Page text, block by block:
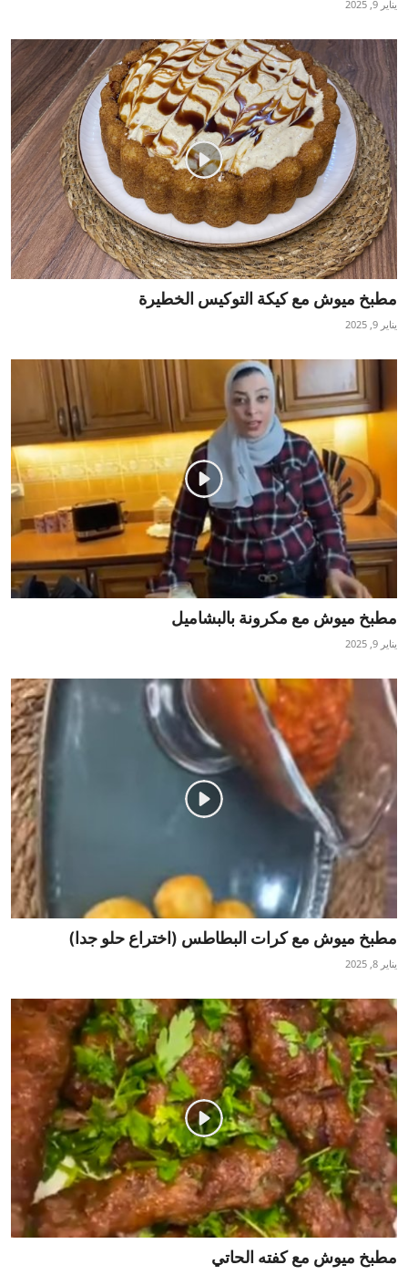
الرياضة
المحافظات
المجتمع والمنوعات
أراء و مقالات
فيديوهات
يناير 9, 2025
مطبخ ميوش مع كيكة التوكيس الخطيرة
يناير 9, 2025
مطبخ ميوش مع مكرونة بالبشاميل
يناير 9, 2025
مطبخ ميوش مع كرات البطاطس (اختراع حلو جدا)
يناير 8, 2025
مطبخ ميوش مع كفته الحاتي